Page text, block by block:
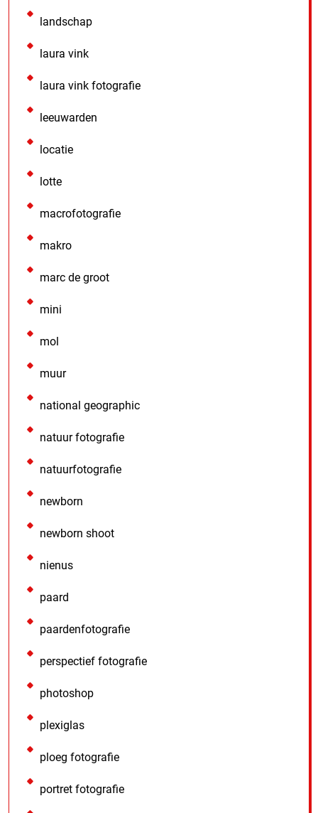
landschap
laura vink
laura vink fotografie
leeuwarden
locatie
lotte
macrofotografie
makro
marc de groot
mini
mol
muur
national geographic
natuur fotografie
natuurfotografie
newborn
newborn shoot
nienus
paard
paardenfotografie
perspectief fotografie
photoshop
plexiglas
ploeg fotografie
portret fotografie